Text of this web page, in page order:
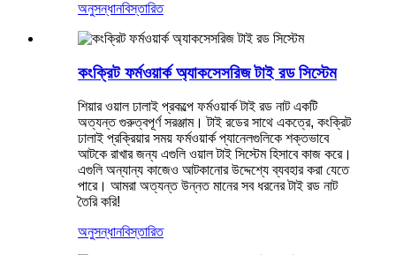
অনুসন্ধানবিস্তারিত
কংক্রিট ফর্মওয়ার্ক অ্যাকসেসরিজ টাই রড সিস্টেম
শিয়ার ওয়াল ঢালাই প্রকল্পে ফর্মওয়ার্ক টাই রড নাট একটি
অত্যন্ত গুরুত্বপূর্ণ সরঞ্জাম। টাই রডের সাথে একত্রে, কংক্রিট
ঢালাই প্রক্রিয়ার সময় ফর্মওয়ার্ক প্যানেলগুলিকে শক্তভাবে
আটকে রাখার জন্য এগুলি ওয়াল টাই সিস্টেম হিসাবে কাজ করে।
এগুলি অন্যান্য কাজেও আটকানোর উদ্দেশ্যে ব্যবহার করা যেতে
পারে। আমরা অত্যন্ত উন্নত মানের সব ধরনের টাই রড নাট
তৈরি করি!
অনুসন্ধানবিস্তারিত